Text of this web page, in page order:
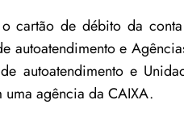
cartão de débito da
autoatendimento e
autoatendimento e
agência da CAIXA.